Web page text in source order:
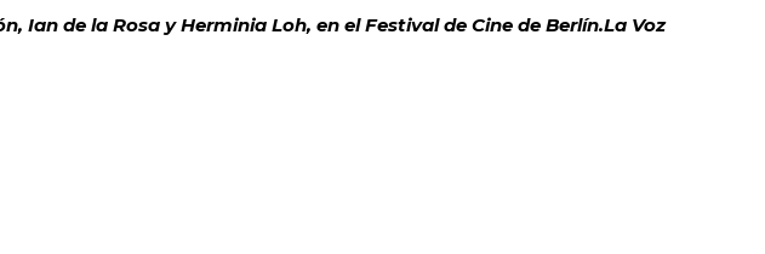
Ian de la Rosa y Herminia Loh, en el Festival de Cine de Berlín.La Voz